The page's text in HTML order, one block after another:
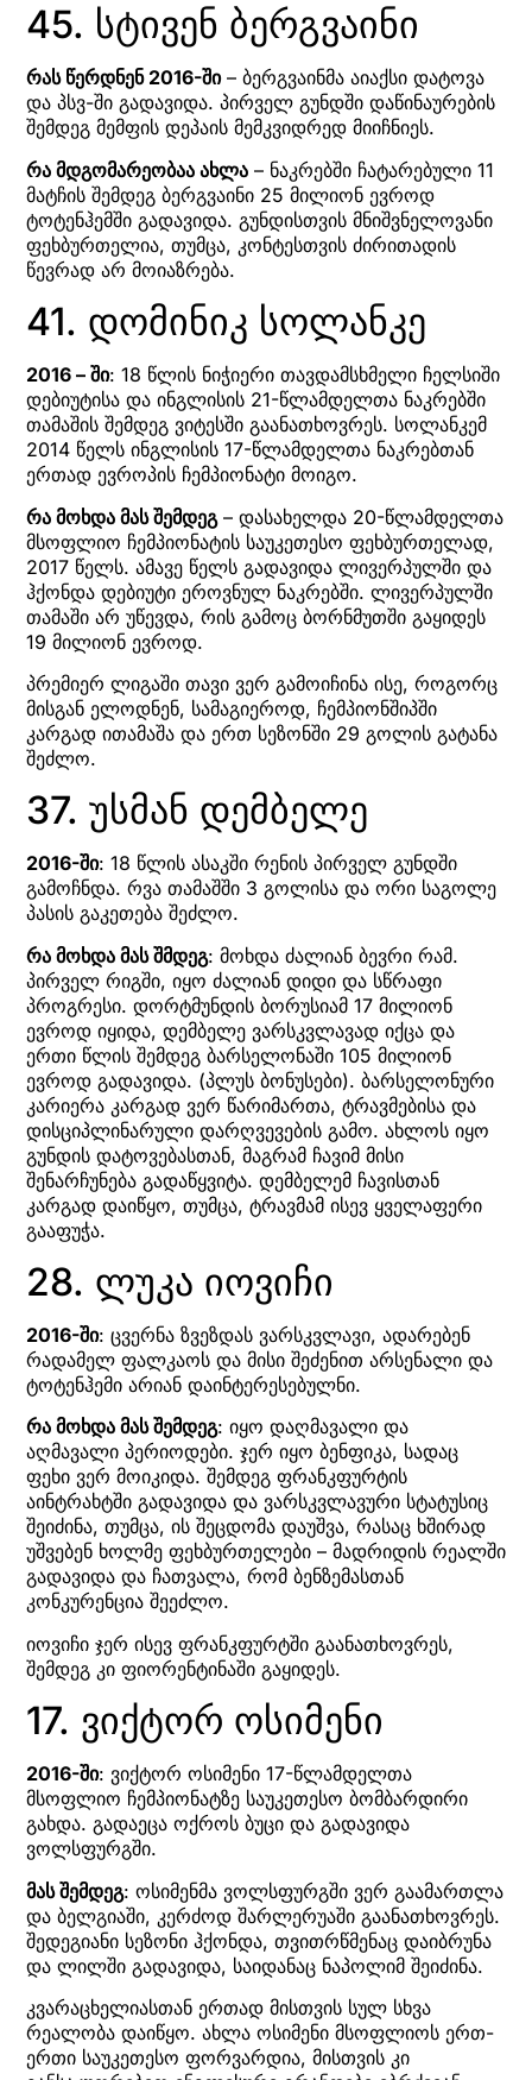
45. სტივენ ბერგვაინი
რას წერდნენ 2016-ში– ბერგვაინმა აიაქსი დატოვა
და პსვ-ში გადავიდა. პირველ გუნდში დაწინაურების
შემდეგ მემფის დეპაის მემკვიდრედ მიიჩნიეს.
რა მდგომარეობაა ახლა – ნაკრებში ჩატარებული 11
მატჩის შემდეგ ბერგვაინი 25 მილიონ ევროდ
ტოტენჰემში გადავიდა. გუნდისთვის მნიშვნელოვანი
ფეხბურთელია, თუმცა, კონტესთვის ძირითადის
წევრად არ მოიაზრება.
41. დომინიკ სოლანკე
2016 – ში: 18 წლის ნიჭიერი თავდამსხმელი ჩელსიში
დებიუტისა და ინგლისის 21-წლამდელთა ნაკრებში
თამაშის შემდეგ ვიტესში გაანათხოვრეს. სოლანკემ
2014 წელს ინგლისის 17-წლამდელთა ნაკრებთან
ერთად ევროპის ჩემპიონატი მოიგო.
რა მოხდა მას შემდეგ– დასახელდა 20-წლამდელთა
მსოფლიო ჩემპიონატის საუკეთესო ფეხბურთელად,
2017 წელს. ამავე წელს გადავიდა ლივერპულში და
ჰქონდა დებიუტი ეროვნულ ნაკრებში. ლივერპულში
თამაში არ უწევდა, რის გამოც ბორნმუთში გაყიდეს
19 მილიონ ევროდ.
პრემიერ ლიგაში თავი ვერ გამოიჩინა ისე, როგორც
მისგან ელოდნენ, სამაგიეროდ, ჩემპიონშიპში
კარგად ითამაშა და ერთ სეზონში 29 გოლის გატანა
შეძლო.
37. უსმან დემბელე
2016-ში: 18 წლის ასაკში რენის პირველ გუნდში
გამოჩნდა. რვა თამაშში 3 გოლისა და ორი საგოლე
პასის გაკეთება შეძლო.
რა მოხდა მას შმდეგ: მოხდა ძალიან ბევრი რამ.
პირველ რიგში, იყო ძალიან დიდი და სწრაფი
პროგრესი. დორტმუნდის ბორუსიამ 17 მილიონ
ევროდ იყიდა, დემბელე ვარსკვლავად იქცა და
ერთი წლის შემდეგ ბარსელონაში 105 მილიონ
ევროდ გადავიდა. (პლუს ბონუსები). ბარსელონური
კარიერა კარგად ვერ წარიმართა, ტრავმებისა და
დისციპლინარული დარღვევების გამო. ახლოს იყო
გუნდის დატოვებასთან, მაგრამ ჩავიმ მისი
შენარჩუნება გადაწყვიტა. დემბელემ ჩავისთან
კარგად დაიწყო, თუმცა, ტრავმამ ისევ ყველაფერი
გააფუჭა.
28. ლუკა იოვიჩი
2016-ში: ცვერნა ზვეზდას ვარსკვლავი, ადარებენ
რადამელ ფალკაოს და მისი შეძენით არსენალი და
ტოტენჰემი არიან დაინტერესებულნი.
რა მოხდა მას შემდეგ: იყო დაღმავალი და
აღმავალი პერიოდები. ჯერ იყო ბენფიკა, სადაც
ფეხი ვერ მოიკიდა. შემდეგ ფრანკფურტის
აინტრახტში გადავიდა და ვარსკვლავური სტატუსიც
შეიძინა, თუმცა, ის შეცდომა დაუშვა, რასაც ხშირად
უშვებენ ხოლმე ფეხბურთელები – მადრიდის რეალში
გადავიდა და ჩათვალა, რომ ბენზემასთან
კონკურენცია შეეძლო.
იოვიჩი ჯერ ისევ ფრანკფურტში გაანათხოვრეს,
შემდეგ კი ფიორენტინაში გაყიდეს.
17. ვიქტორ ოსიმენი
2016-ში: ვიქტორ ოსიმენი 17-წლამდელთა
მსოფლიო ჩემპიონატზე საუკეთესო ბომბარდირი
გახდა. გადაეცა ოქროს ბუცი და გადავიდა
ვოლსფურგში.
მას შემდეგ: ოსიმენმა ვოლსფურგში ვერ გაამართლა
და ბელგიაში, კერძოდ შარლერუაში გაანათხოვრეს.
შედეგიანი სეზონი ჰქონდა, თვითრწმენაც დაიბრუნა
და ლილში გადავიდა, საიდანაც ნაპოლიმ შეიძინა.
კვარაცხელიასთან ერთად მისთვის სულ სხვა
რეალობა დაიწყო. ახლა ოსიმენი მსოფლიოს ერთ-
ერთი საუკეთესო ფორვარდია, მისთვის კი